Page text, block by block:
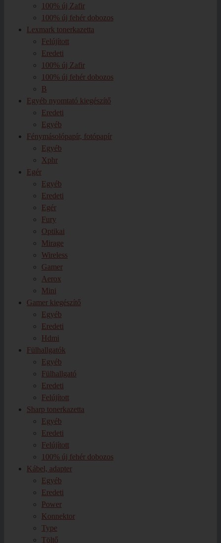
100% új Zafir
100% új fehér dobozos
Lexmark tonerkazetta
Felújított
Eredeti
100% új Zafir
100% új fehér dobozos
B
Egyéb nyomtató kiegészítő
Eredeti
Egyéb
Fénymásolópapír, fotópapír
Egyéb
Xphr
Egér
Egyéb
Eredeti
Egér
Fury
Optikai
Mirage
Wireless
Gamer
Aerox
Mini
Gamer kiegészítő
Egyéb
Eredeti
Hdmi
Fülhallgatók
Egyéb
Fülhallgató
Eredeti
Felújított
Sharp tonerkazetta
Egyéb
Eredeti
Felújított
100% új fehér dobozos
Kábel, adapter
Egyéb
Eredeti
Power
Konnektor
Type
Töltő